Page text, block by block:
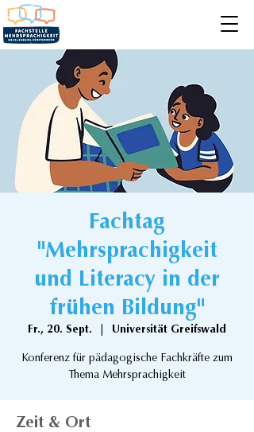
Fachtag
"Mehrsprachigkeit
und Literacy in der
frühen Bildung"
Fr., 20. Sept. Universität Greifswald
Konferenz für pädagogische Fachkräfte zum
Thema Mehrsprachigkeit
Zeit & Ort